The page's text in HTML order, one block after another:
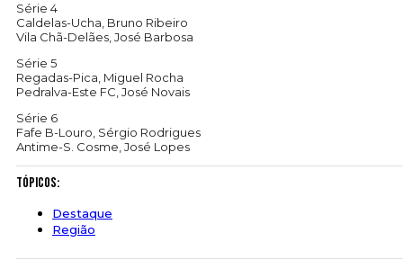
Série 4
Caldelas-Ucha, Bruno Ribeiro
Vila Chã-Delães, José Barbosa
Série 5
Regadas-Pica, Miguel Rocha
Pedralva-Este FC, José Novais
Série 6
Fafe B-Louro, Sérgio Rodrigues
Antime-S. Cosme, José Lopes
Tópicos:
Destaque
Região